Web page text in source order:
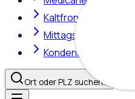
Kaltfront
Mittagshitze
Kondensstreifen
Ort oder PLZ suchen…